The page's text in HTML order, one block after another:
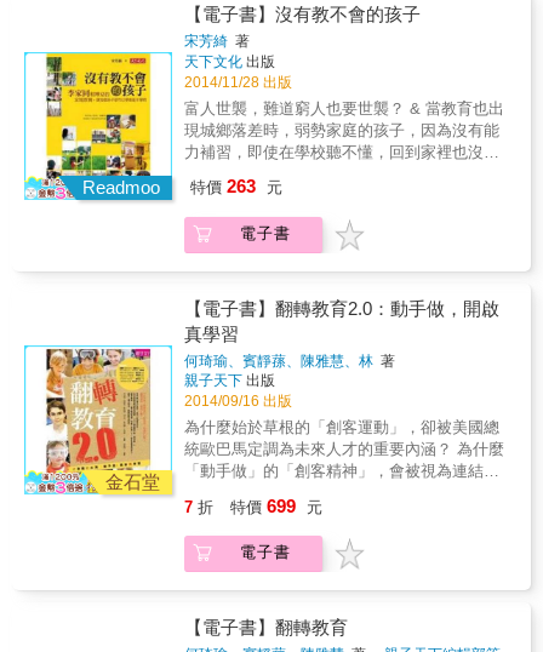
Feinberg）；均一教育平台創辦人方新舟、台
灣華德福教育推手張純淑、偏鄉小校轉型先行
者陳清圳、原民課程改革者伍麗華
&hellip;&hellip; 關鍵字：課綱改革、程式與資
訊教育、教育改革、實驗教育、適性學習
麥克風，面對台下幾百人的學生，就像明星一
樣，是補習班的活招牌。在他一路從小咖快速
晉升為大牌老師的過程中，他不僅親身經歷了
補習班這個光怪陸離的職場，更看到了現行教
育之下，許多孩子們的不同面貌，那是許多家
長未曾想過，也不曾看過的一面。 & 在台灣，
即便升學率已突破100%，文憑主義卻彷彿是永
遠不退流行的主流，爸媽把自己的期盼加注在
孩子們身上，就像過去自己的父母親一樣，於
度裡追逐相同的分數金字塔。 & 因此懷抱不同
目標與不同目的的孩子們，最終從四面八方來
到相同的地方。有人想讓低迷的分數變高，有
來，比起看得見的數字成績，他們無法被量化
的人生故事，或許更值得被你我看見，更需要
被家長重視！ & 這本書是關於孩子們在補習班
的故事，也是作者在南陽街發生的短暫人生插
曲&hellip;&hellip;。
Readmoo
【電子書】沒有教不會的孩子
宋芳綺 著
天下文化 出版
2014/11/28 出版
富人世襲，難道窮人也要世襲？ & 當教育也出
現城鄉落差時，弱勢家庭的孩子，因為沒有能
力補習，即使在學校聽不懂，回到家裡也沒有
快，孩子也愈聽不懂、愈沒有興趣學習。 & 於
是，弱勢家庭的孩子多半功課不好，他們的下
一代又因此缺乏競爭力，再度成為弱勢，陷入
是為弱勢族群扭轉人生的關鍵。用對方法，因
材施教、依照能力教他、激勵他，每個孩子都
能學得很不錯。 & 這一點，也正是李家同的教
育理念，並且，經過十餘年的努力，正透過博
幼課輔中心，在許多鄉鎮漸漸實現。 & 富有可
以世襲，貧困不該累世循環。 & 教育不該強人
所難，好老師應該「知難而退」。 & 補救教學
不等於伴讀，必須確認學生有哪些基本的東西
沒學會，從頭補救。 & 李家同認為，教育部部
長應該公開宣示：「我很在乎老師能否把低成
視補救教學，而非升學率。
特價 263 元
電子書
金石堂
【電子書】翻轉教育2.0：動手做，開啟
真學習
何琦瑜、賓靜蓀、陳雅慧、林 著
親子天下 出版
2014/09/16 出版
為什麼始於草根的「創客運動」，卻被美國總
統歐巴馬定調為未來人才的重要內涵？ 為什麼
「動手做」的「創客精神」，會被視為連結學
2.0》帶你造訪美國舊金山「創客市集」，感受
第三次工業革命的啟動， 直擊美國7個「創客
大本營」，並回頭發掘吹響台灣翻轉號角的10
&hellip;&hellip; 身處「能力比學歷」重要的時
代，這是你談論教育趨勢時，錯過絕對遺憾的
7 折 特價 699 元
電子書
【電子書】翻轉教育